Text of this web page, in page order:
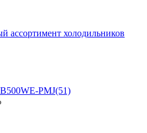
ассортимент холодильников
PMJ(51)